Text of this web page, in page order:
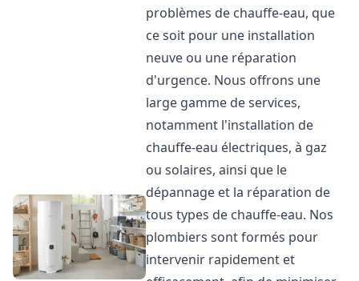
problèmes de chauffe-eau, que
ce soit pour une installation
neuve ou une réparation
d'urgence. Nous offrons une
large gamme de services,
notamment l'installation de
chauffe-eau électriques, à gaz
ou solaires, ainsi que le
dépannage et la réparation de
tous types de chauffe-eau. Nos
plombiers sont formés pour
intervenir rapidement et